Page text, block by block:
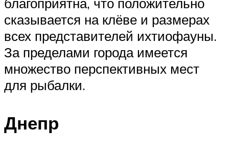
сказывается на клёве и размерах
всех представителей ихтиофауны.
За пределами города имеется
множество перспективных мест
для рыбалки.
Днепр